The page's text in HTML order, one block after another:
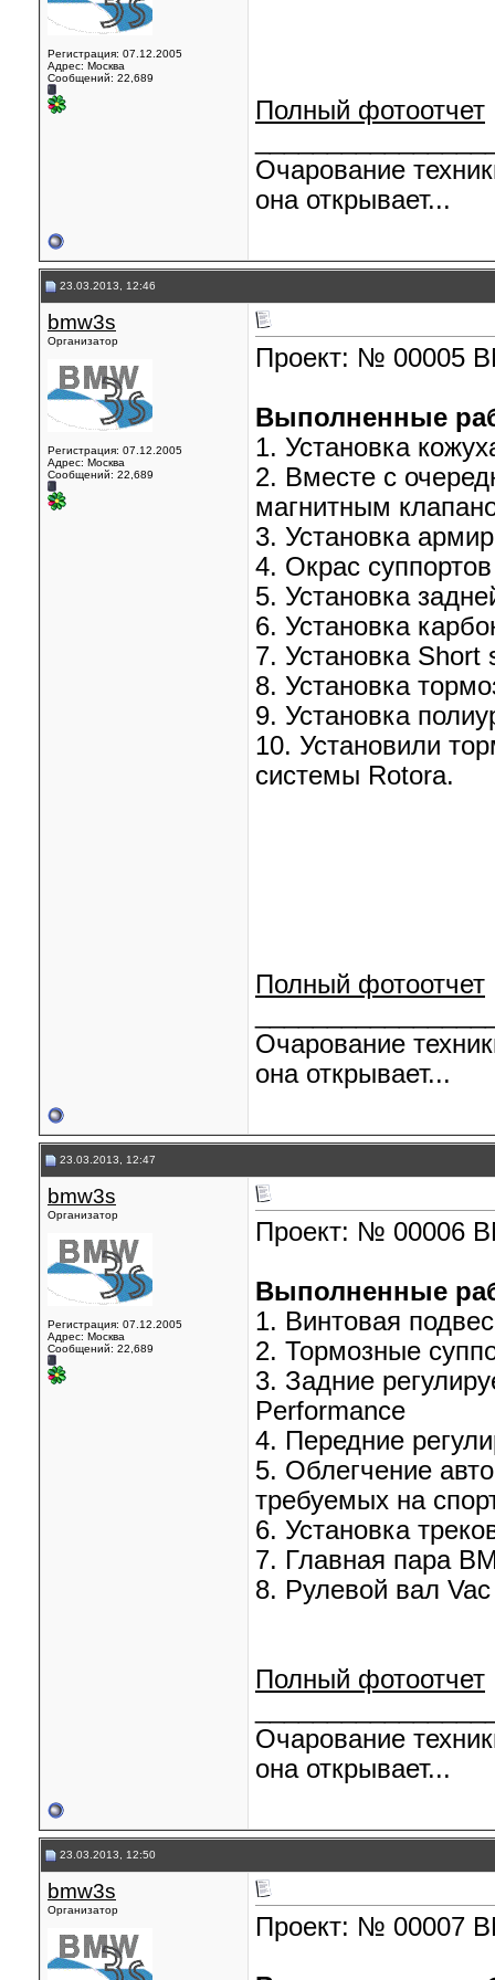
Регистрация: 07.12.2005
Адрес: Москва
Сообщений: 22,689
Полный фотоотчет
Очарование
она открывает...
23.03.2013, 12:46
bmw3s
Организатор
Регистрация: 07.12.2005
Адрес: Москва
Сообщений: 22,689
Проект: № 00005
Выполненные
1. Установка
2. Вместе с
магнитным
3. Установка
4. Окрас суппортов
5. Установка
6. Установка
7. Установка Short
8. Установка
9. Установка
10. Установили
системы Rotora.
Полный фотоотчет
Очарование
она открывает...
23.03.2013, 12:47
bmw3s
Организатор
Регистрация: 07.12.2005
Адрес: Москва
Сообщений: 22,689
Проект: № 00006
Выполненные
1. Винтовая
2. Тормозные
3. Задние
Performance
4. Передние
5. Облегчение
требуемых на
6. Установка
7. Главная пара
8. Рулевой вал
Полный фотоотчет
Очарование
она открывает...
23.03.2013, 12:50
bmw3s
Организатор
Проект: № 00007